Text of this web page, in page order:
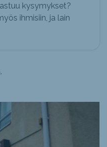
kysymykset?
ihmisiin, ja lain